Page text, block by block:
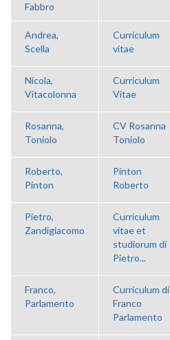
Fabbro
Andrea,
Scella
Curriculum
vitae
Nicola,
Vitacolonna
Curriculum
Vitae
Rosanna,
Toniolo
CV Rosanna
Toniolo
Roberto,
Pinton
Pinton
Roberto
Pietro,
Zandigiacomo
Curriculum
vitae et
studiorum di
Pietro...
Franco,
Parlamento
Curriculum di
Franco
Parlamento